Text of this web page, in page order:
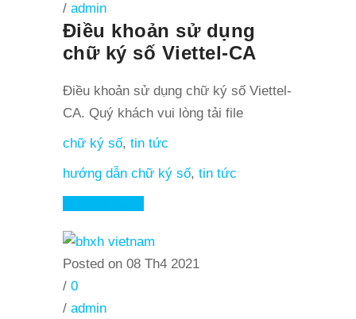
/ admin
Điều khoản sử dụng
chữ ký số Viettel-CA
Điều khoản sử dụng chữ ký số Viettel-
CA. Quý khách vui lòng tải file
chữ ký số, tin tức
hướng dẫn chữ ký số, tin tức
Posted on 08 Th4 2021
/ 0
/ admin